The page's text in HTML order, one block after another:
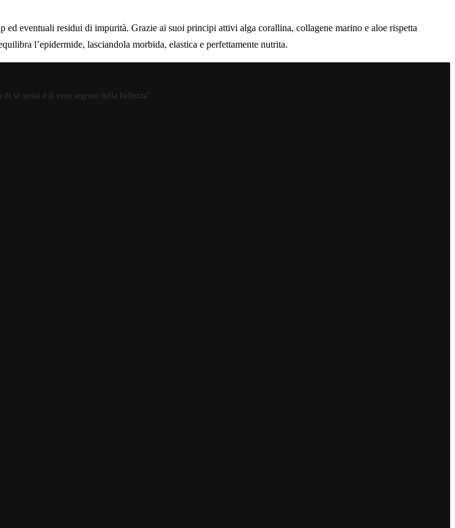
eventuali residui di impurità. Grazie ai suoi principi attivi alga corallina, collagene marino e aloe rispetta
l’epidermide, lasciandola morbida, elastica e perfettamente nutrita.
sè stessi è il vero segreto della bellezza"